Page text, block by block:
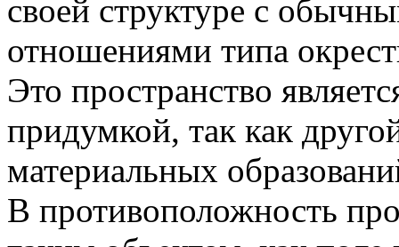
своей структуре с
отношениями типа
Это пространство
придумкой, так как
материальных
В противоположность